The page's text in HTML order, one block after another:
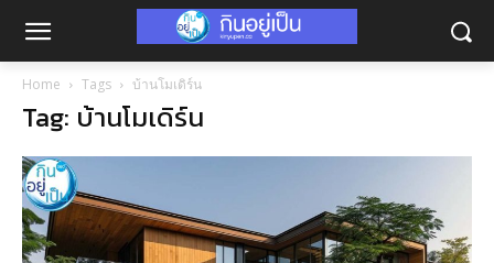
Home Tags บ้านโมเดิร์น
Tag: บ้านโมเดิร์น